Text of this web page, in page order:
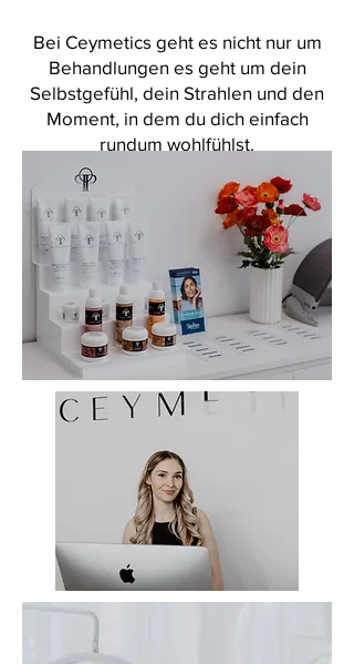
Bei Ceymetics geht es nicht nur um
Behandlungen es geht um dein
Selbstgefühl, dein Strahlen und den
Moment, in dem du dich einfach
rundum wohlfühlst.